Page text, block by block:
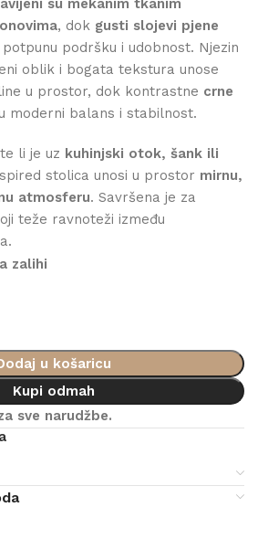
su mekanim tkanim
, dok gusti slojevi pjene
potpunu podršku i udobnost. Njezin
oblik i bogata tekstura unose
u prostor, dok kontrastne crne
moderni balans i stabilnost.
li je uz kuhinjski otok, šank ili
stolica unosi u prostor mirnu,
atmosferu. Savršena je za
teže ravnoteži između
zalihi
u košaricu
Kupi odmah
sve narudžbe.